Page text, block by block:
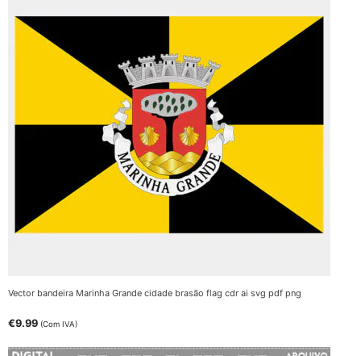
Vector bandeira Marinha Grande cidade brasão flag cdr ai svg pdf png
€9.99 (Com IVA)